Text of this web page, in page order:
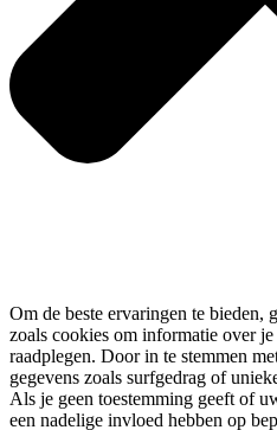
Om de beste ervaringen te bieden,
zoals cookies om informatie over
raadplegen. Door in te stemmen
gegevens zoals surfgedrag of
Als je geen toestemming geeft of
een nadelige invloed hebben op